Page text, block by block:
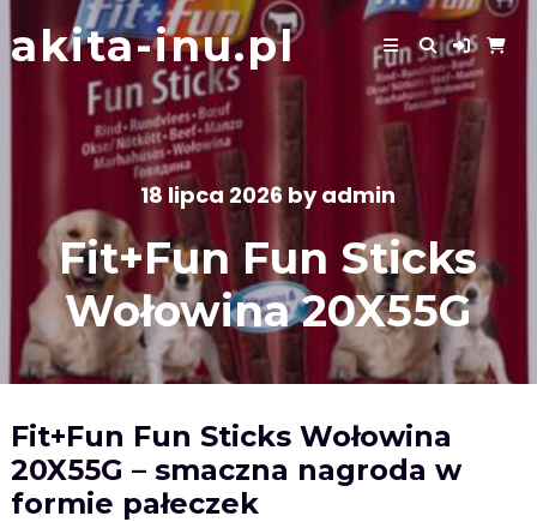
to
content
akita-inu.pl
18 lipca 2026 byadmin
Fit+Fun Fun Sticks
Wołowina 20X55G
Fit+Fun Fun Sticks Wołowina
20X55G – smaczna nagroda w
formie pałeczek